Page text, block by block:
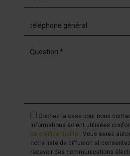
Cochez la case pour nous
informations soient utilisées
de confidentialité . Vous serez
notre liste de diffusion et
recevoir des communications